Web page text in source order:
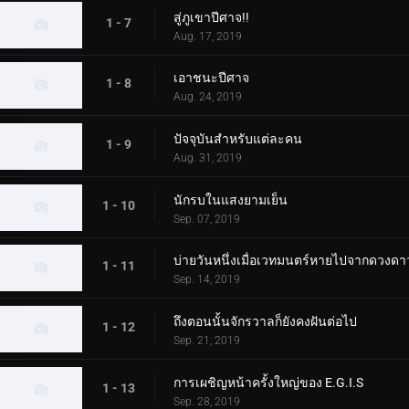
1 - 7 สู่ภูเขาปีศาจ!!
Aug. 17, 2019
1 - 8 เอาชนะปีศาจ
Aug. 24, 2019
1 - 9 ปัจจุบันสำหรับแต่ละคน
Aug. 31, 2019
1 - 10 นักรบในแสงยามเย็น
Sep. 07, 2019
1 - 11 บ่ายวันหนึ่งเมื่อเวทมนตร์หายไปจากดวงดา
Sep. 14, 2019
1 - 12 ถึงตอนนั้นจักรวาลก็ยังคงฝันต่อไป
Sep. 21, 2019
1 - 13 การเผชิญหน้าครั้งใหญ่ของ E.G.I.S
Sep. 28, 2019